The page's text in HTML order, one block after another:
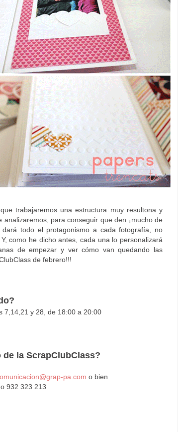
trabajaremos una estructura muy resultona y
para conseguir que den ¡mucho de
todo el protagonismo a cada fotografía, no
como he dicho antes, cada una lo personalizará
de empezar y ver cómo van quedando las
de febrero!!!
7,14,21 y 28, de 18:00 a 20:00
la ScrapClubClass?
pa.com o bien
932 323 213